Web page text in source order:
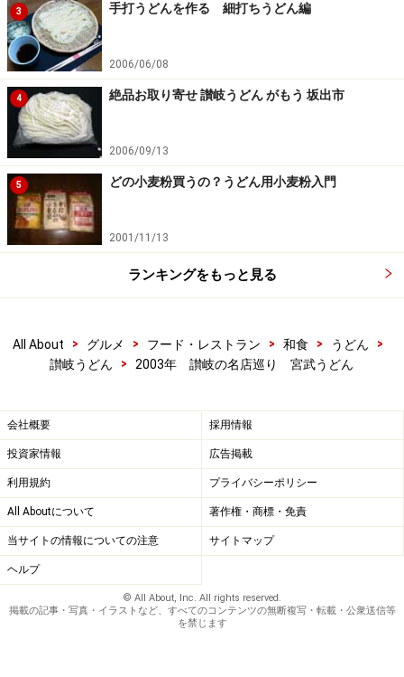
3 手打うどんを作る 細打ちうどん編
2006/06/08
4 絶品お取り寄せ 讃岐うどん がもう 坂出市
2006/09/13
5 どの小麦粉買うの？うどん用小麦粉入門
2001/11/13
ランキングをもっと見る
All About > グルメ > フード・レストラン > 和食 > うどん
>
讃岐うどん
> 2003年 讃岐の名店巡り 宮武うどん
会社概要 採用情報
投資家情報 広告掲載
利用規約 プライバシーポリシー
All Aboutについて 著作権・商標・免責
当サイトの情報についての注意 サイトマップ
ヘルプ
© All About, Inc. All rights reserved.
掲載の記事・写真・イラストなど、すべてのコンテンツの無断複写・転載・公衆送信等
を禁じます